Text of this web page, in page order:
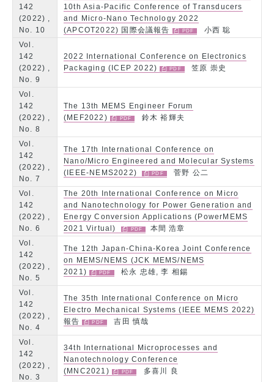
142
(2022) ,
No. 10
10th Asia-Pacific Conference of Transducers
and Micro-Nano Technology 2022
(APCOT2022) 国際会議報告
小西 聡
Vol.
142
(2022) ,
No. 9
2022 International Conference on Electronics
Packaging (ICEP 2022)
笠原 崇史
Vol.
142
(2022) ,
No. 8
The 13th MEMS Engineer Forum
(MEF2022)
鈴木 裕輝夫
Vol.
142
(2022) ,
No. 7
The 17th International Conference on
Nano/Micro Engineered and Molecular Systems
(IEEE-NEMS2022)
菅野 公二
Vol.
142
(2022) ,
No. 6
The 20th International Conference on Micro
and Nanotechnology for Power Generation and
Energy Conversion Applications (PowerMEMS
2021 Virtual)
本間 浩章
Vol.
142
(2022) ,
No. 5
The 12th Japan-China-Korea Joint Conference
on MEMS/NEMS (JCK MEMS/NEMS
2021)
松永 忠雄, 李 相錫
Vol.
142
(2022) ,
No. 4
The 35th International Conference on Micro
Electro Mechanical Systems (IEEE MEMS 2022)
報告
吉田 慎哉
Vol.
142
(2022) ,
No. 3
34th International Microprocesses and
Nanotechnology Conference
(MNC2021)
多喜川 良